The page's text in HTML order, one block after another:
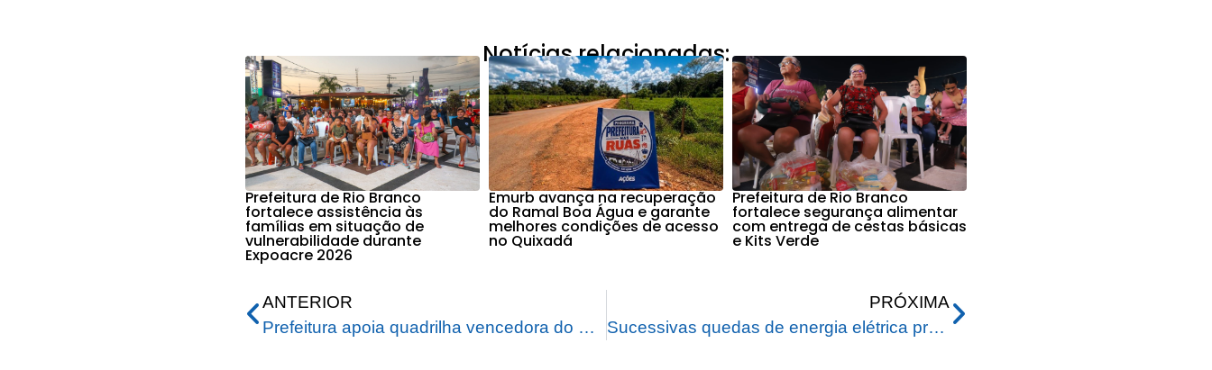
Notícias relacionadas:
Prefeitura de Rio Branco
fortalece assistência às
famílias em situação de
vulnerabilidade durante
Expoacre 2026
Emurb avança na recuperação
do Ramal Boa Água e garante
melhores condições de acesso
no Quixadá
Prefeitura de Rio Branco
fortalece segurança alimentar
com entrega de cestas básicas
e Kits Verde
ANTERIOR
Prefeitura apoia quadrilha vencedora do Circuito Junino que irá representar Rio Branco em competição nacional
PRÓXIMA
Sucessivas quedas de energia elétrica prejudicam funcionamento das bombas de captação do SAERB